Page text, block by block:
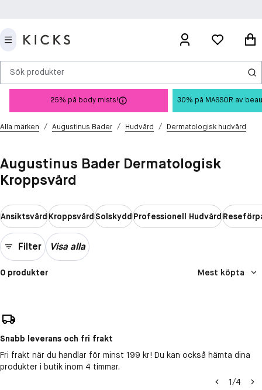
Sök produkter
25% på body mists! 30% på MASSOR av
Alla märken / Augustinus Bader / Hudvård / Dermatologisk hudvård
Augustinus Bader Dermatologisk
Kroppsvård
AnsiktsvårdKroppsvårdSolskyddProfessionell Hudvård
Filter Visa alla
0 produkter Mest köpta
Snabb leverans och fri frakt
Fri frakt när du handlar för minst 199 kr! Du kan också hämta dina
produkter i butik inom 4 timmar.
1/4